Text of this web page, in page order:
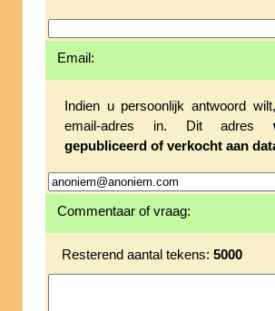
Email:
Indien u persoonlijk antwoord
email-adres in. Dit adres
gepubliceerd of verkocht aan
Commentaar of vraag:
Resterend aantal tekens: 5000